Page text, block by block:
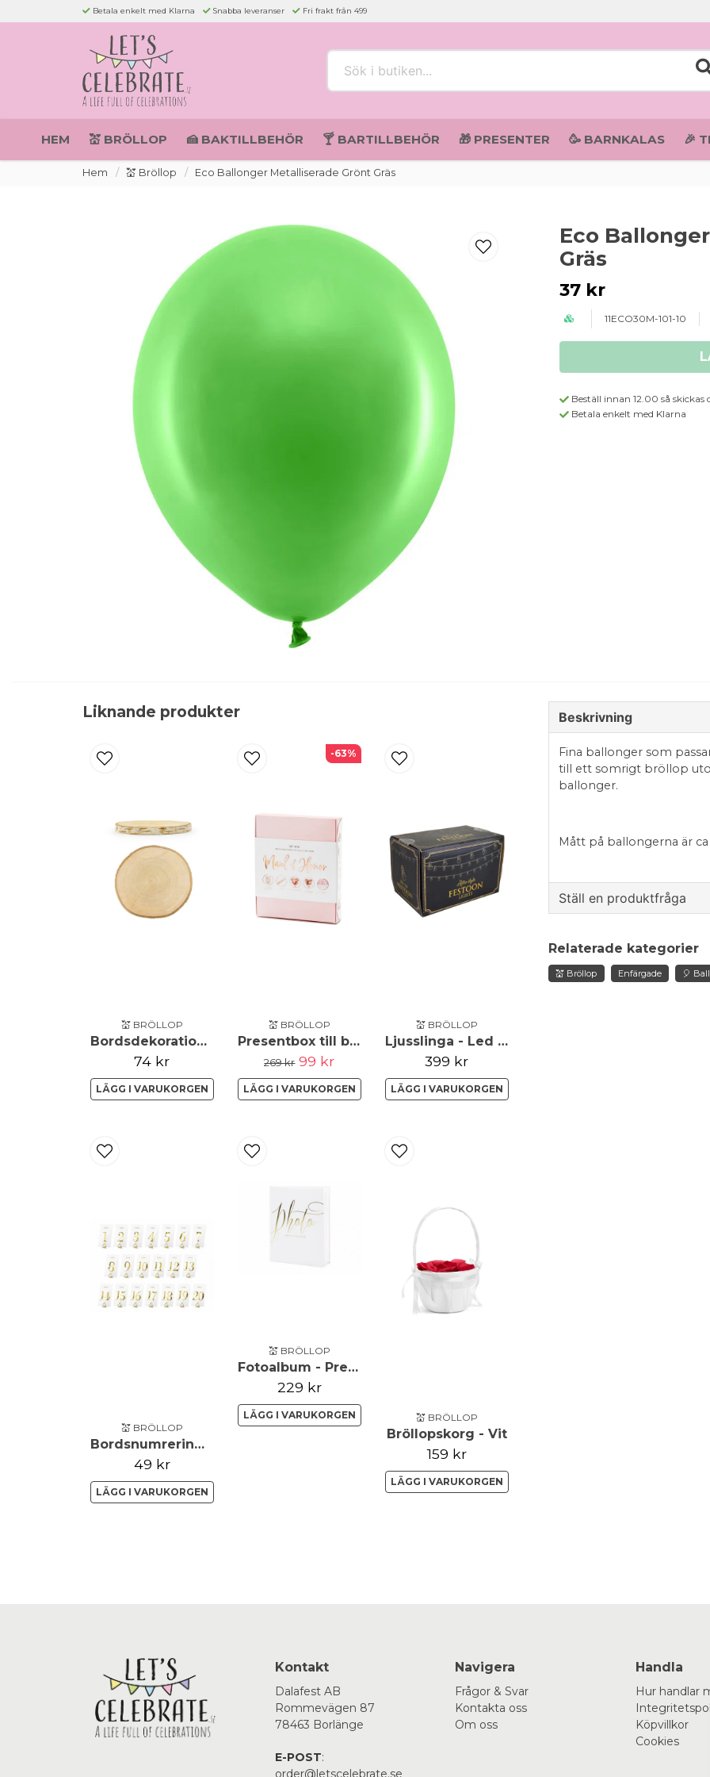
Betala enkelt med Klarna Snabba leveranser Fri frakt från 499
HEM 💒 BRÖLLOP 🍰 BAKTILLBEHÖR 🍸 BARTILLBEHÖR 🎁 PRESENTER 🥳 BARNKALAS 🎉
Hem 💒 Bröllop Eco Ballonger Metalliserade Grönt Gräs
Eco
Gräs
37 kr
11ECO30M-101-10
Beställ innan 12.00 så skickas
Betala enkelt med Klarna
Liknande produkter
💒 BRÖLLOP
Bordsdekoration - Träskiva
74 kr
LÄGG I VARUKORGEN
💒 BRÖLLOP
Presentbox till brudtärna Partybox
269 kr 99 kr
LÄGG I VARUKORGEN
-63%
💒 BRÖLLOP
Ljusslinga - Led - Svart
399 kr
LÄGG I VARUKORGEN
💒 BRÖLLOP
Bordsnumrering - 1-20 - Clear/Guld
49 kr
LÄGG I VARUKORGEN
💒 BRÖLLOP
Fotoalbum - Precious moments
229 kr
LÄGG I VARUKORGEN 💒 BRÖLLOP
Bröllopskorg - Vit
159 kr
LÄGG I VARUKORGEN
Beskrivning
Fina ballonger som
till ett somrigt bröllop
ballonger.
Mått på ballongerna är
Ställ en produktfråga
Fråga oss något om
Relaterade kategorier
💒 Bröllop Enfärgade 🎈
Kontakt
Dalafest AB
Rommevägen 87
78463 Borlänge
E-POST:
order@letscelebrate.se
Navigera
Frågor & Svar
Kontakta oss
Om oss
Handla
Hur handlar
Köpvillkor
Cookies